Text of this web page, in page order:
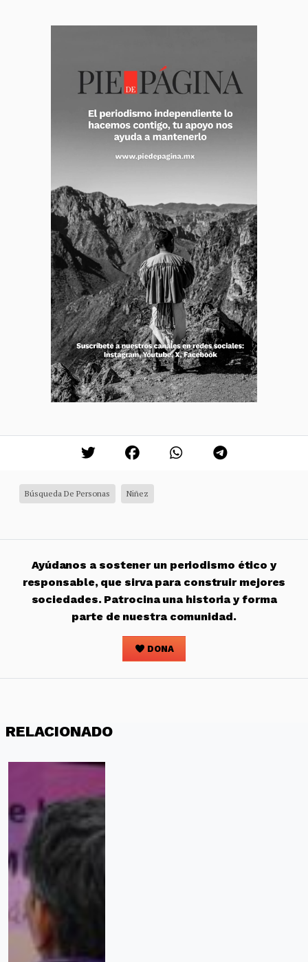
Búsqueda De Personas Niñez
Ayúdanos a sostener un periodismo ético y
responsable, que sirva para construir mejores
sociedades. Patrocina una historia y forma
parte de nuestra comunidad.
DONA
RELACIONADO